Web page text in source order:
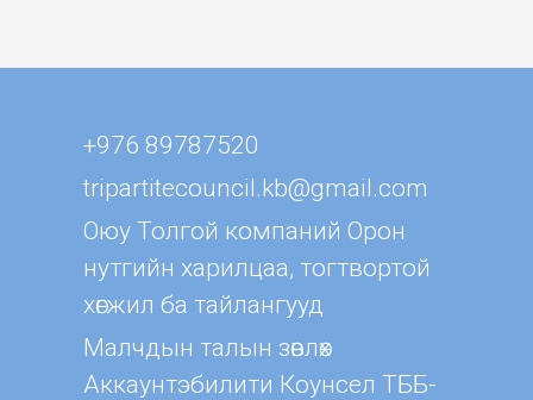
+976 89787520
tripartitecouncil.kb@gmail.com
Оюу Толгой компаний Орон
нутгийн харилцаа, тогтвортой
хөгжил ба тайлангууд
Малчдын талын зөвлөх
Aккаунтэбилити Коунсел ТББ-